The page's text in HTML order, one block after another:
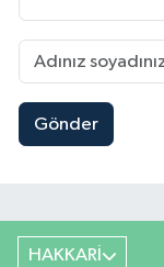
Gönder
HAKKARİ